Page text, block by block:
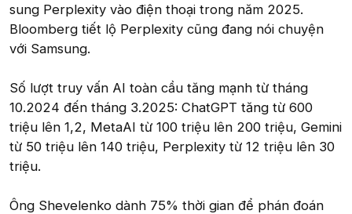
sung Perplexity vào điện thoại trong năm 2025.
Bloomberg tiết lộ Perplexity cũng đang nói chuyện
với Samsung.
Số lượt truy vấn AI toàn cầu tăng mạnh từ tháng
10.2024 đến tháng 3.2025: ChatGPT tăng từ 600
triệu lên 1,2, MetaAI từ 100 triệu lên 200 triệu, Gemini
từ 50 triệu lên 140 triệu, Perplexity từ 12 triệu lên 30
triệu.
Ông Shevelenko dành 75% thời gian để phán đoán